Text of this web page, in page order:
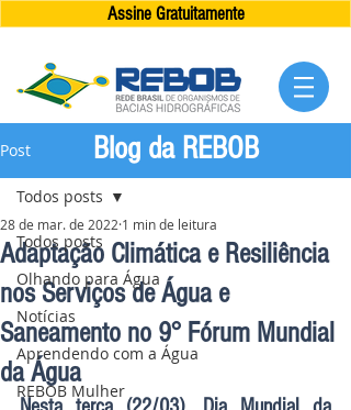
Assine Gratuitamente
Post
Todos posts
Olhando para Água
Notícias
Aprendendo com a Água
REBOB Mulher
Todos posts
Adaptação Climática e Resiliência
nos Serviços de Água e
Saneamento no 9° Fórum Mundial
da Água
28 de mar. de 2022 1 min de leitura
Blog da REBOB